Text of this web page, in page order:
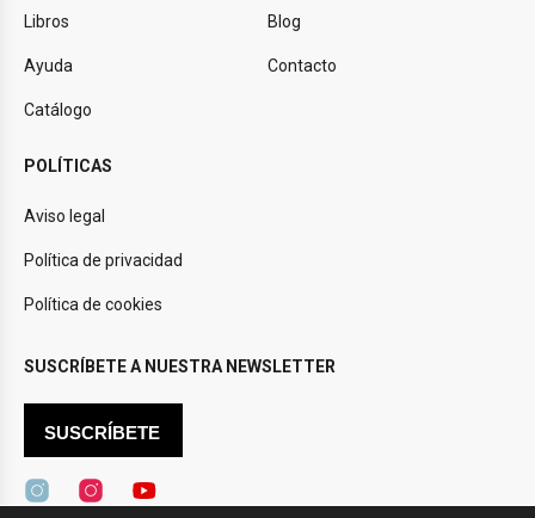
Libros
Ayuda
Catálogo
Blog
Contacto
POLÍTICAS
Aviso legal
Política de privacidad
Política de cookies
SUSCRÍBETE A NUESTRA NEWSLETTER
SUSCRÍBETE